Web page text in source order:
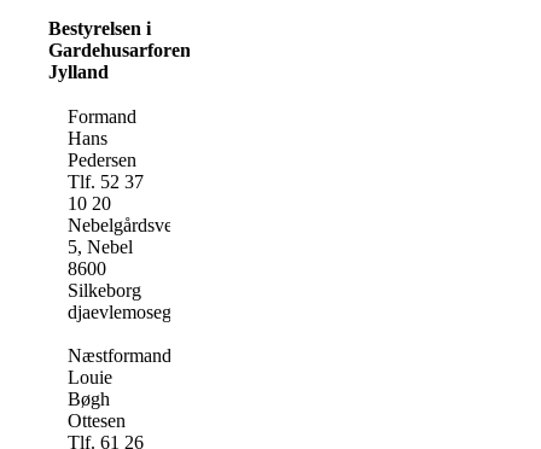
Bestyrelsen i
Gardehusarforeningen
Jylland
Formand
Hans
Pedersen
Tlf.​ 52 37
10 20
Nebelgårdsvej
5, Nebel​
8600
Silkeborg ​
djaevlemosegaard@mail.dk
Næstformand
Louie
Bøgh
Ottesen
Tlf. 61 26